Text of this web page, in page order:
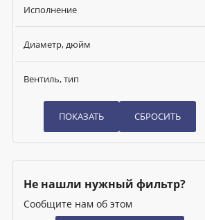
Исполнение
Диаметр, дюйм
Вентиль, тип
Не нашли нужный фильтр?
Сообщите нам об этом